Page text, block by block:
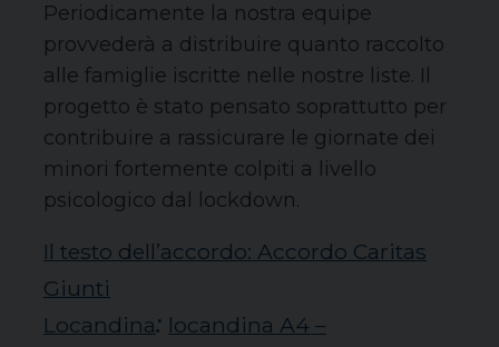
Periodicamente la nostra equipe
provvederà a distribuire quanto raccolto
alle famiglie iscritte nelle nostre liste. Il
progetto è stato pensato soprattutto per
contribuire a rassicurare le giornate dei
minori fortemente colpiti a livello
psicologico dal lockdown.
Il testo dell’accordo: Accordo Caritas
Giunti
Locandina: locandina A4 –